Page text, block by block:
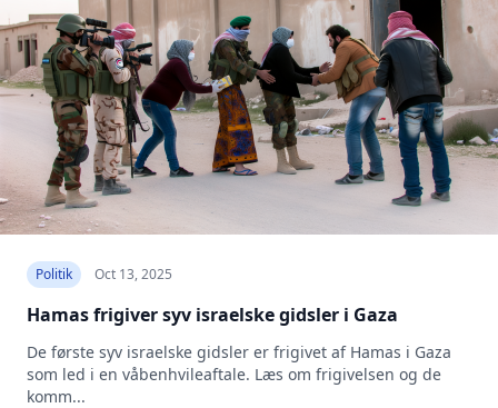
Politik Oct 13, 2025
Hamas frigiver syv israelske gidsler i Gaza
De første syv israelske gidsler er frigivet af Hamas i Gaza
som led i en våbenhvileaftale. Læs om frigivelsen og de
komm...